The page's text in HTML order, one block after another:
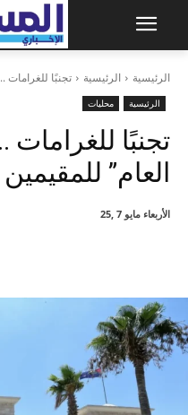
الرئيسية الرئيسية تجنبًا للغرامات
الرئيسية محليات
تجنبًا
العام” للمقيمين
الأربعاء مايو 7 ,25